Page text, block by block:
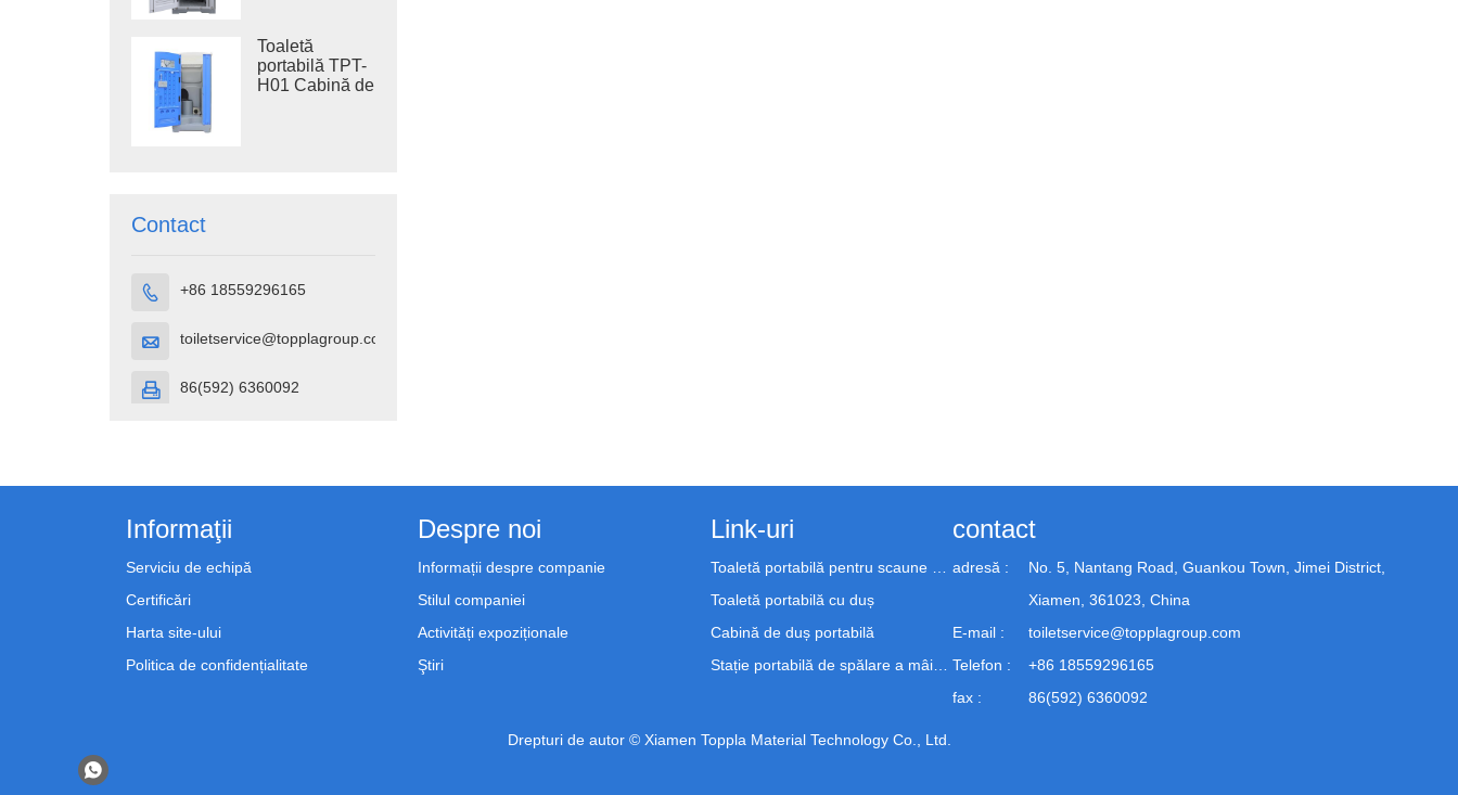
Toaletă
portabilă TPT-
H01 Cabină de
Contact
 +86 18559296165
 toiletservice@topplagroup.com
 86(592) 6360092
contact
adresă :
No. 5, Nantang Road, Guankou Town, Jimei District,
Xiamen, 361023, China
E-mail :
toiletservice@topplagroup.com
Telefon :
+86 18559296165
fax :
86(592) 6360092
Informaţii
Serviciu de echipă
Certificări
Harta site-ului
Politica de confidențialitate
Despre noi
Informații despre companie
Stilul companiei
Activități expoziționale
Ştiri
Link-uri
Toaletă portabilă cu duș
Cabină de duș portabilă
Drepturi de autor © Xiamen Toppla Material Technology Co., Ltd.
